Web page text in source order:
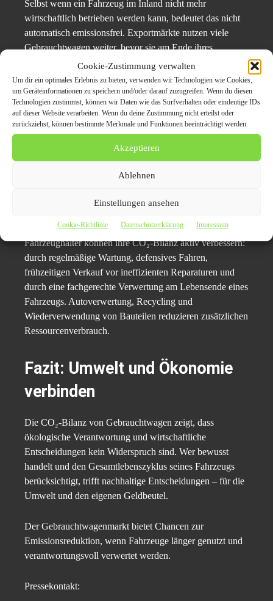
Cookie-Zustimmung verwalten
Um dir ein optimales Erlebnis zu bieten, verwenden wir Technologien wie Cookies,
um Geräteinformationen zu speichern und/oder darauf zuzugreifen. Wenn du diesen
Technologien zustimmst, können wir Daten wie das Surfverhalten oder eindeutige IDs
auf dieser Website verarbeiten. Wenn du deine Zustimmung nicht erteilst oder
zurückziehst, können bestimmte Merkmale und Funktionen beeinträchtigt werden.
Akzeptieren
Ablehnen
Einstellungen ansehen
Cookie-Richtlinie Datenschutzerklärung Impressum
Selbst wenn ein Fahrzeug im Inland nicht mehr
wirtschaftlich betrieben werden kann, bedeutet das nicht
automatisch emissionsfrei. Exportmärkte nutzen viele
Gebrauchtwagen weiter, bevor sie am Ende ihres
Lebenszyklus stehen. Das kann ökologisch sinnvoll sein,
wenn das Fahrzeug dort noch lange genutzt wird.
Eine transparente Bewertung durch einen erfahrenen
Autoankauf in Wiesbadensorgt dafür, dass Fahrzeuge mit
realistischem Marktwert verkauft werden – inklusive einer
Einschätzung zur nächsten Lebensphase.
bewusste Entscheidungen
Fahrzeughalter können ihre CO₂-Bilanz aktiv verbessern:
durch regelmäßige Wartung, defensives Fahren,
frühzeitigen Verkauf vor ineffizienten Reparaturen und
durch eine fachgerechte Verwertung am Lebensende eines
Fahrzeugs. Autoverwertung, Recycling und
Wiederverwendung von Bauteilen reduzieren zusätzlichen
Ressourcenverbrauch.
Fazit: Umwelt und Ökonomie
verbinden
Die CO₂-Bilanz von Gebrauchtwagen zeigt, dass
ökologische Verantwortung und wirtschaftliche
Entscheidungen kein Widerspruch sind. Wer bewusst
handelt und den Gesamtlebenszyklus seines Fahrzeugs
berücksichtigt, trifft nachhaltige Entscheidungen – für die
Umwelt und den eigenen Geldbeutel.
Der Gebrauchtwagenmarkt bietet Chancen zur
Emissionsreduktion, wenn Fahrzeuge länger genutzt und
verantwortungsvoll verwertet werden.
Pressekontakt: